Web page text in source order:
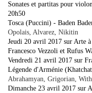
Sonates et partitas pour
20h50
Tosca (Puccini) - Baden
Opolais, Alvarez, Nikitin
Jeudi 20 avril 2017 sur Arte
Francesco Vezzoli et Rufus
Vendredi 21 avril 2017 sur
Légende d'Arménie
Abrahamyan, Grigorian,
Dimanche 23 avril 2017 sur